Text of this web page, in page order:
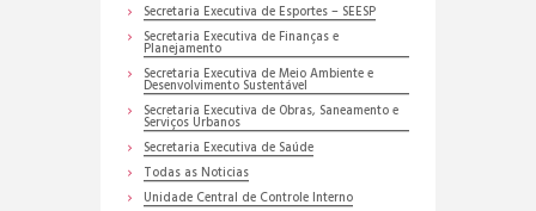
Secretaria Executiva de Esportes – SEESP
Secretaria Executiva de Finanças e
Planejamento
Secretaria Executiva de Meio Ambiente e
Desenvolvimento Sustentável
Secretaria Executiva de Obras, Saneamento e
Serviços Urbanos
Secretaria Executiva de Saúde
Todas as Noticias
Unidade Central de Controle Interno